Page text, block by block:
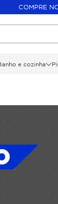
COMPRE
e cozinha